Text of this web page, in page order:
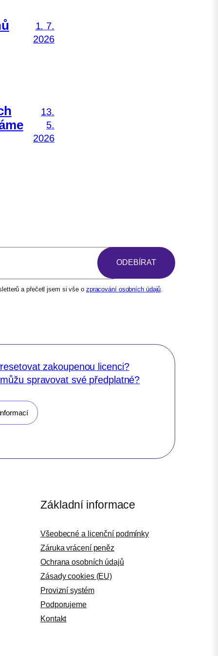
1. 7.
2026
13.
5.
2026
a přečetl jsem si vše o zpracování osobních údajů
zakoupenou licenci?
spravovat své předplatné?
Základní informace
Všeobecné a licenční podmínky
Záruka vrácení peněz
Ochrana osobních údajů
Zásady cookies (EU)
Provizní systém
Podporujeme
Kontakt